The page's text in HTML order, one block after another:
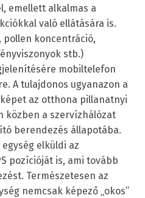
emellett alkalmas a
való ellátására is.
pollen koncentráció,
stb.)
mobiltelefon
A tulajdonos ugyanazon a
az otthona pillanatnyi
közben a szervízhálózat
berendezés állapotába.
elküldi az
pozícióját is, ami tovább
Természetesen az
nemcsak képező „okos”